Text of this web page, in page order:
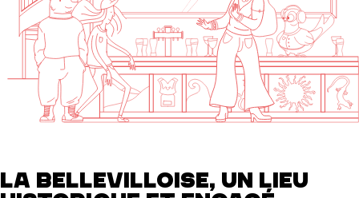
Lun, Mar, Mer, Jeu, Ven : 17h -
00h00
Sam, Dim : 15h00 - 00h00
Voir la carte
01 46 36 07 07
En savoir plus
Ménilmontant
LA BELLEVILLOISE, UN LIEU